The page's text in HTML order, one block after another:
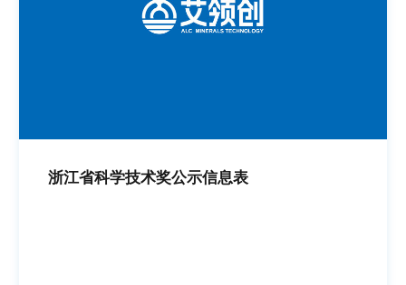
浙江省科学技术奖公示信息表